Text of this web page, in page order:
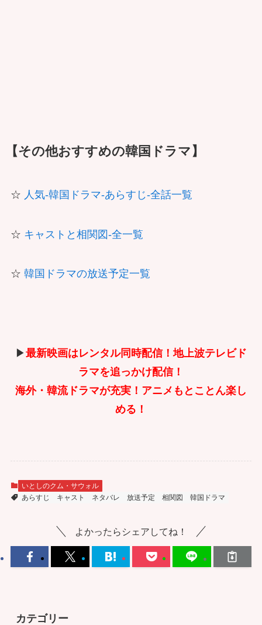
【その他おすすめの韓国ドラマ】
☆ 人気-韓国ドラマ-あらすじ-全話一覧
☆ キャストと相関図-全一覧
☆ 韓国ドラマの放送予定一覧
▶最新映画はレンタル同時配信！地上波テレビド
ラマを追っかけ配信！
海外・韓流ドラマが充実！アニメもとことん楽し
める！
いとしのクム・サウォル
あらすじ
キャスト ネタバレ 放送予定 相関図 韓国ドラマ
よかったらシェアしてね！
カテゴリー